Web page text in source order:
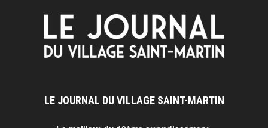
LE JOURNAL DU VILLAGE SAINT-MARTIN